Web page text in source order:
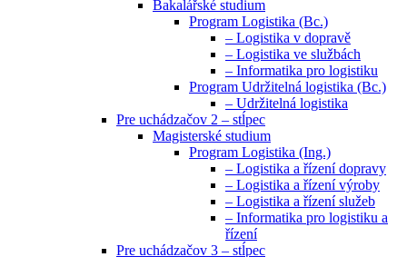
Bakalářské studium
Program Logistika (Bc.)
– Logistika v dopravě
– Logistika ve službách
– Informatika pro logistiku
Program Udržitelná logistika (Bc.)
– Udržitelná logistika
Pre uchádzačov 2 – stĺpec
Magisterské studium
Program Logistika (Ing.)
– Logistika a řízení dopravy
– Logistika a řízení výroby
– Logistika a řízení služeb
– Informatika pro logistiku a
řízení
Pre uchádzačov 3 – stĺpec